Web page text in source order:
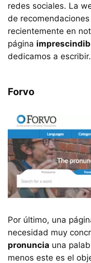
redes sociales. La
de
recientemente en
página
dedicamos a escribir.
Forvo
Por último, una
necesidad muy
pronuncia una
menos este es el